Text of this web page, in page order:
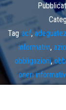
Tag acf,
informativi,
obbligazioni,
oneri